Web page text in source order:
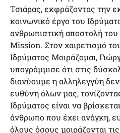
Τσιάρας, εκφράζοντας την
κοινωνικό έργο του
ανθρωπιστική αποστολή
Mission. Στον χαιρετισμό
Ιδρύματος Μοιράζομαι,
υπογράμμισε ότι στις
διανύουμε η αλληλεγγύη
ευθύνη όλων μας,
Ιδρύματος είναι να
άνθρωπο που έχει ανάγκη,
όλους όσους μοιράζονται